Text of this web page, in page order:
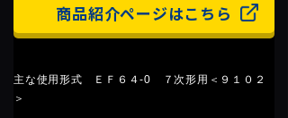
商品紹介ページはこちら
主な使用形式 ＥＦ６４-0 ７次形用＜９１０２
＞